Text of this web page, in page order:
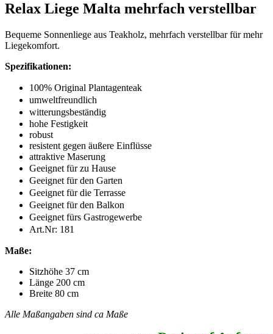
Relax Liege Malta mehrfach verstellbar
Bequeme Sonnenliege aus Teakholz, mehrfach verstellbar für mehr
Liegekomfort.
Spezifikationen:
100% Original Plantagenteak
umweltfreundlich
witterungsbeständig
hohe Festigkeit
robust
resistent gegen äußere Einflüsse
attraktive Maserung
Geeignet für zu Hause
Geeignet für den Garten
Geeignet für die Terrasse
Geeignet für den Balkon
Geeignet fürs Gastrogewerbe
Art.Nr: 181
Maße:
Sitzhöhe 37 cm
Länge 200 cm
Breite 80 cm
Alle Maßangaben sind ca Maße